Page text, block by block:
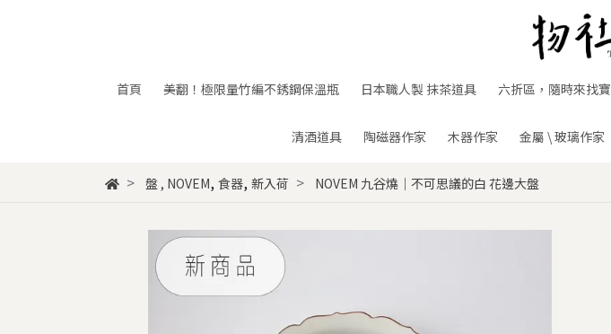
首頁 美翻！極限量竹編不銹鋼保溫瓶 日本職人製 抹茶道具 六折區，隨時來找寶
清酒道具 陶磁器作家 木器作家 金屬 \ 玻璃作家
盤, NOVEM, 食器, 新入荷 NOVEM 九谷燒｜不可思議的白 花邊大盤